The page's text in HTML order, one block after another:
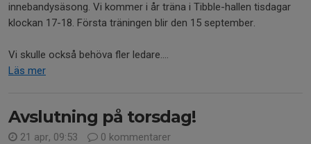
innebandysäsong. Vi kommer i år träna i Tibble-hallen tisdagar
klockan 17-18. Första träningen blir den 15 september.
Vi skulle också behöva fler ledare....
Läs mer
Avslutning på torsdag!
21 apr, 09:53 0 kommentarer